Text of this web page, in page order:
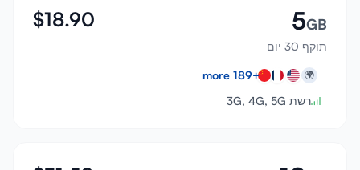
5GB
תוקף 30 יום
$18.90
🌍
+
189
רשת 3G, 4G, 5G